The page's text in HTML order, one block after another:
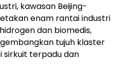
kawasan Beijing-
enam rantai industri
dan biomedis,
tujuh klaster
sirkuit terpadu dan